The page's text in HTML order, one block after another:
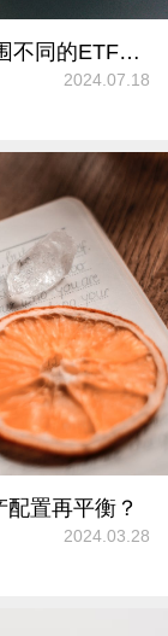
ETF产品再获资金流入，三类投资范围不同的ETF该怎么选？
2024.07.18
置再平衡？
2024.03.28